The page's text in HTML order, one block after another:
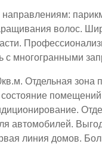
волос.
с многогранными
Отдельная зона
автомобилей.
линия домов.